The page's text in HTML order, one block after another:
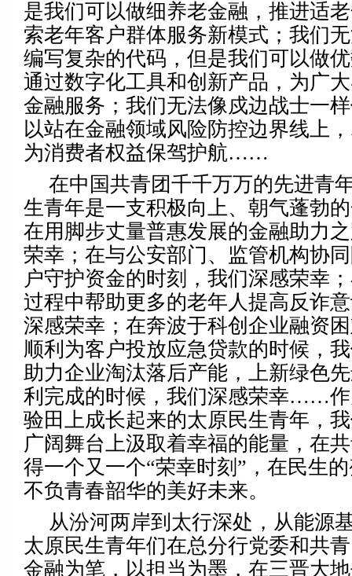
是我们可以做细养老金融，推进适
索老年客户群体服务新模式；我们
编写复杂的代码，但是我们可以做
通过数字化工具和创新产品，为广
金融服务；我们无法像戍边战士一
以站在金融领域风险防控边界线上
为消费者权益保驾护航……
在中国共青团千千万万的先进青
生青年是一支积极向上、朝气蓬勃
在用脚步丈量普惠发展的金融助力
荣幸；在与公安部门、监管机构协
户守护资金的时刻，我们深感荣幸
过程中帮助更多的老年人提高反诈
深感荣幸；在奔波于科创企业融资
顺利为客户投放应急贷款的时候，
助力企业淘汰落后产能，上新绿色
利完成的时候，我们深感荣幸……
验田上成长起来的太原民生青年，
广阔舞台上汲取着幸福的能量，在
得一个又一个“荣幸时刻”，在民生
不负青春韶华的美好未来。
从汾河两岸到太行深处，从能源
太原民生青年们在总分行党委和共
金融为笔，以担当为墨，在三晋大